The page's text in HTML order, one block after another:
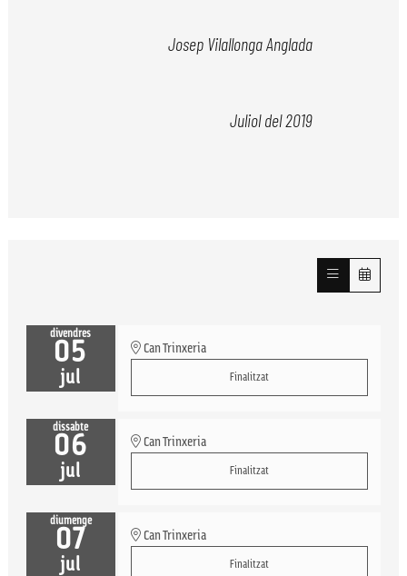
Josep Vilallonga Anglada
Juliol del 2019
divendres
05
jul
Can Trinxeria
Finalitzat
dissabte
06
jul
Can Trinxeria
Finalitzat
diumenge
07
jul
Can Trinxeria
Finalitzat